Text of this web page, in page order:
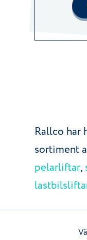
Rallco har
sortiment
pelarliftar,